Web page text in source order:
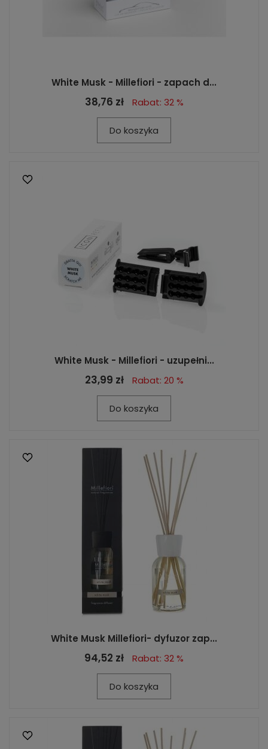
White Musk - Millefiori - zapach d...
38,76 zł Rabat: 32 %
Do koszyka
White Musk - Millefiori - uzupełni...
23,99 zł Rabat: 20 %
Do koszyka
White Musk Millefiori- dyfuzor zap...
94,52 zł Rabat: 32 %
Do koszyka